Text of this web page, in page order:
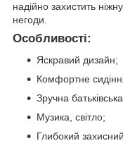
надійно захистить
негоди.
Особливості:
Яскравий дизайн;
Комфортне
Зручна
Музика, світло;
Глибокий